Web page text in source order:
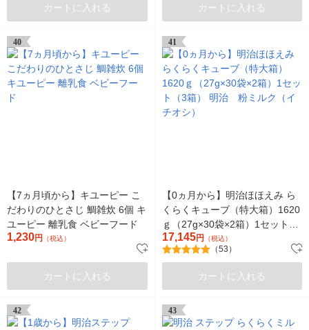
カートに入れる カートに入れる
40
【7ヵ月頃から】キユーピー こ
だわりのひとさじ 鯛雑炊 6個 キ
ユーピー 離乳食 ベビーフード
1,230円 （税込）
カートに入れる
41
【0ヵ月から】明治ほほえみ ら
くらくキューブ（特大箱）1620
ｇ（27g×30袋×2箱）1セット
（3箱） 明治 粉ミルク（イチ
オシ）
17,145円 （税込）
（53）
カートに入れる
42 43